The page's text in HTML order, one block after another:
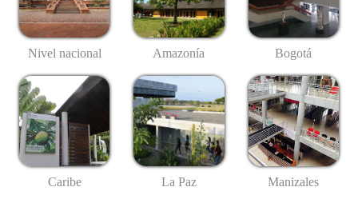
Nivel nacional Amazonía Bogotá
Caribe La Paz Manizales